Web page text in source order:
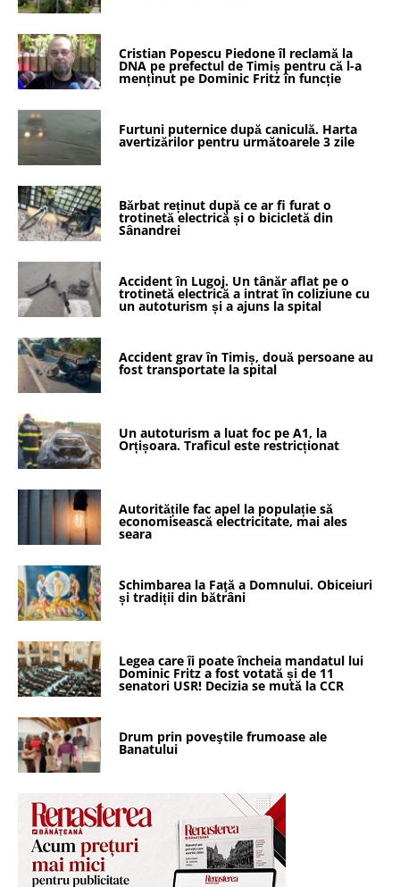
Cristian Popescu Piedone îl reclamă la
DNA pe prefectul de Timiș pentru că l-a
menținut pe Dominic Fritz în funcție
Furtuni puternice după caniculă. Harta
avertizărilor pentru următoarele 3 zile
Bărbat reținut după ce ar fi furat o
trotinetă electrică și o bicicletă din
Sânandrei
Accident în Lugoj. Un tânăr aflat pe o
trotinetă electrică a intrat în coliziune cu
un autoturism și a ajuns la spital
Accident grav în Timiș, două persoane au
fost transportate la spital
Un autoturism a luat foc pe A1, la
Orțișoara. Traficul este restricționat
Autoritățile fac apel la populație să
economisească electricitate, mai ales
seara
Schimbarea la Faţă a Domnului. Obiceiuri
și tradiții din bătrâni
Legea care îi poate încheia mandatul lui
Dominic Fritz a fost votată și de 11
senatori USR! Decizia se mută la CCR
Drum prin poveştile frumoase ale
Banatului